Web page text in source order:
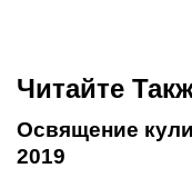
Читайте
Освящение
2019